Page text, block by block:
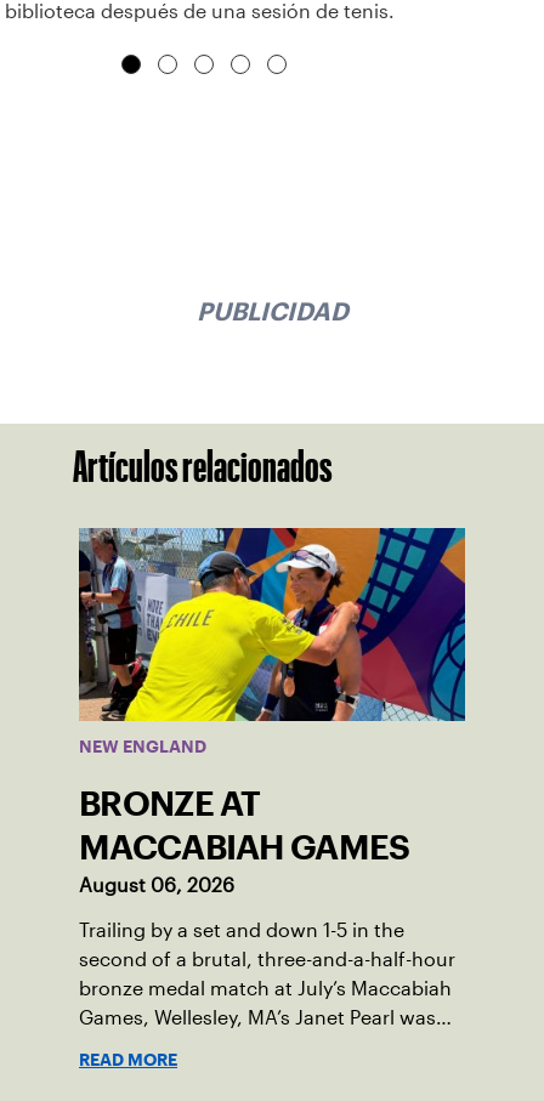
biblioteca después de una sesión de tenis.
PUBLICIDAD
Artículos relacionados
NEW ENGLAND
BRONZE AT
MACCABIAH GAMES
August 06, 2026
Trailing by a set and down 1-5 in the
second of a brutal, three-and-a-half-hour
bronze medal match at July’s Maccabiah
Games, Wellesley, MA’s Janet Pearl was
READ MORE